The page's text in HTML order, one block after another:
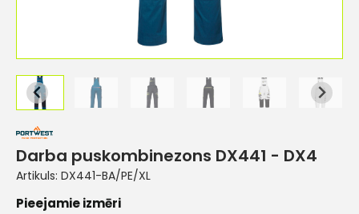
Darba puskombinezons DX441 - DX4
Artikuls: DX441-BA/PE/XL
Pieejamie izmēri